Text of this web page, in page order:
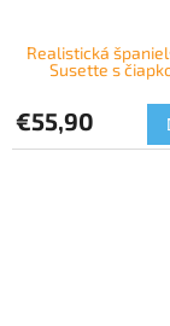
Realistická
Susette s
€55,90